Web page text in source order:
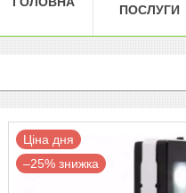
ПОСЛУГИ
–25%
Ціна дня